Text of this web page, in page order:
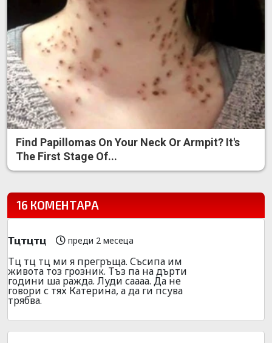
Find Papillomas On Your Neck Or Armpit? It's
The First Stage Of...
16 КОМЕНТАРА
Тцтцтц преди 2 месеца
Тц тц тц ми я прегръща. Съсипа им
живота тоз грозник. Тъз па на дърти
години ша ражда. Луди саааа. Да не
говори с тях Катерина, а да ги псува
трябва.